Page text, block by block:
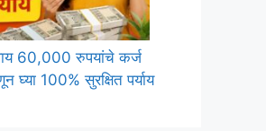
60,000 रुपयांचे कर्ज
घ्या 100% सुरक्षित पर्याय